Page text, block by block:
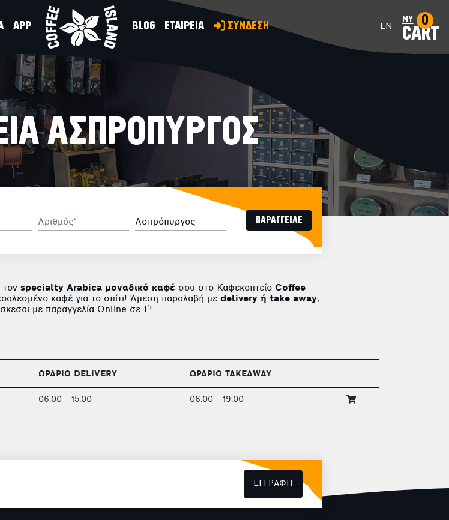
APP BLOG ΕΤΑΙΡΕΙΑ ΣΥΝΔΕΣΗ EN my
CART
0
ΑΣΠΡΟΠΥΡΓΟΣ
ΠΑΡΑΓΓΕΙΛΕ
specialty Arabica μοναδικό καφέ σου στο Καφεκοπτείο Coffee
καφέ για το σπίτι! Άμεση παραλαβή με delivery ή take away,
με παραγγελία Online σε 1’!
ΩΡΑΡΙΟ DELIVERY ΩΡΑΡΙΟ TAKEAWAY
06:00 - 15:00 06:00 - 19:00
ΕΓΓΡΑΦΗ